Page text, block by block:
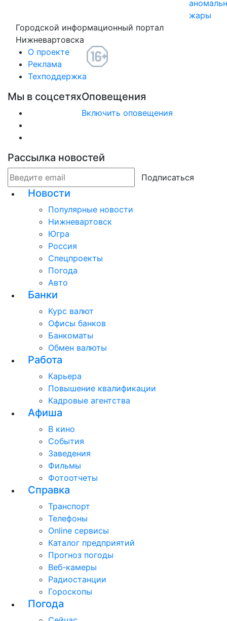
жары
Городской информационный портал
Нижневартовска
О проекте
Реклама
Техподдержка
Мы в соцсетяхОповещения
Включить оповещения
Рассылка новостей
Подписаться
Новости
Популярные новости
Нижневартовск
Югра
Россия
Спецпроекты
Погода
Авто
Банки
Курс валют
Офисы банков
Банкоматы
Обмен валюты
Работа
Карьера
Повышение квалификации
Кадровые агентства
Афиша
В кино
События
Заведения
Фильмы
Фотоотчеты
Справка
Транспорт
Телефоны
Online сервисы
Каталог предприятий
Прогноз погоды
Веб-камеры
Радиостанции
Гороскопы
Погода